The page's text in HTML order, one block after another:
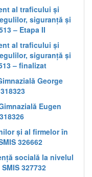
al traficului și
siguranță și
– Etapa II
al traficului și
siguranță și
– finalizat
George
Eugen
și al firmelor în
326662
socială la nivelul
327732